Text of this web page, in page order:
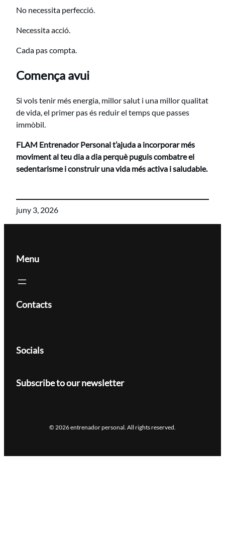
No necessita perfecció.
Necessita acció.
Cada pas compta.
Comença avui
Si vols tenir més energia, millor salut i una millor qualitat
de vida, el primer pas és reduir el temps que passes
immòbil.
FLAM Entrenador Personal t’ajuda a incorporar més
moviment al teu dia a dia perquè puguis combatre el
sedentarisme i construir una vida més activa i saludable.
juny 3, 2026
Menu
Contacts
Socials
Subscribe to our newsletter
© 2026 entrenador personal. All rights reserved.